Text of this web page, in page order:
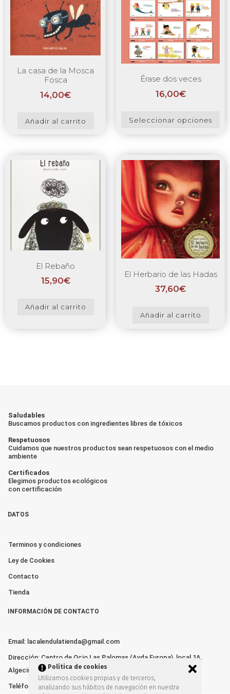
La casa de la Mosca
Fosca
14,00€
Añadir al carrito
Érase dos veces
16,00€
Seleccionar opciones
El Rebaño
15,90€
Añadir al carrito
El Herbario de las Hadas
37,60€
Añadir al carrito
Saludables
Buscamos productos con ingredientes libres de tóxicos
Respetuosos
Cuidamos que nuestros productos sean respetuosos con el medio
ambiente
Certificados
Elegimos productos ecológicos
con certificación
DATOS
Terminos y condiciones
Ley de Cookies
Contacto
Tienda
INFORMACIÓN DE CONTACTO
Email: lacalendulatienda@gmail.com
Dirección: Centro de Ocio Las Palomas (Avda Europa), local 1A.
Algeciras 11205
Teléfonos: Elena 610 01 02 16 // Rocío 636 24 60 42
Política de cookies
Utilizamos cookies propias y de terceros,
analizando sus hábitos de navegación en nuestra